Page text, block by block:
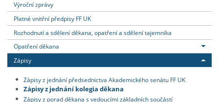
Výroční zprávy
Platné vnitřní předpisy FF UK
Rozhodnutí a sdělení děkana, opatření a sdělení tajemníka
Opatření děkana
Zápisy
Zápisy z jednání předsednictva Akademického senátu FF UK
Zápisy z jednání kolegia děkana
Zápisy z porad děkana s vedoucími základních součástí